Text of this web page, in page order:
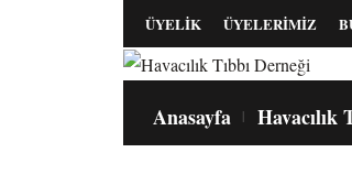
ÜYELİK ÜYELERİMİZ
Anasayfa Havacılık